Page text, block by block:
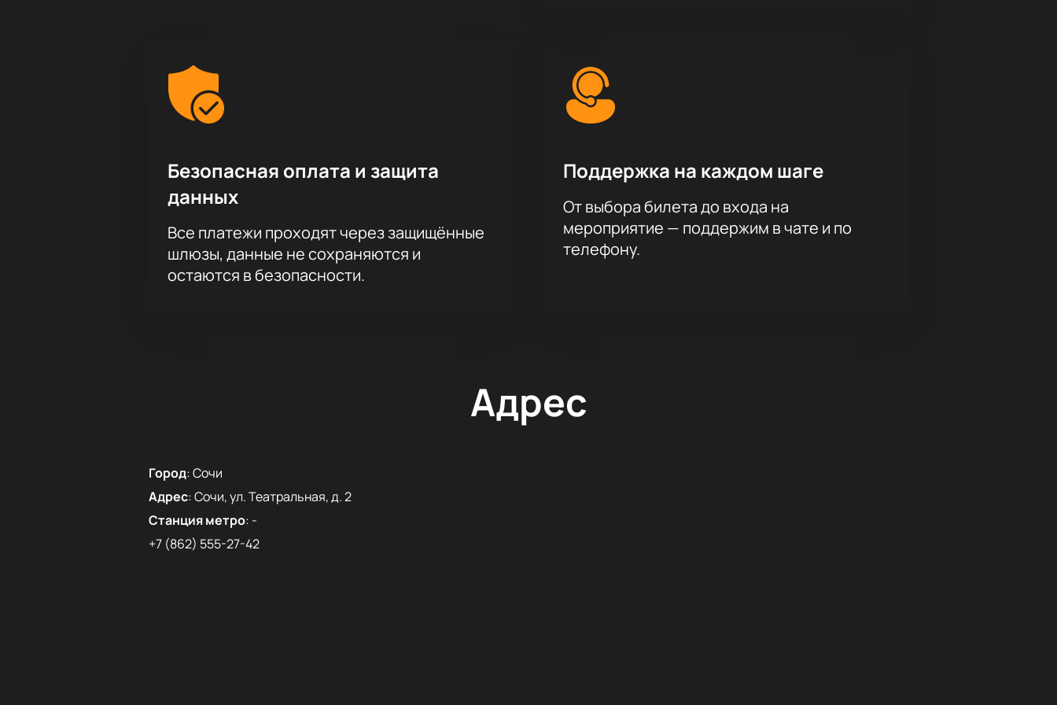
Безопасная оплата и защита
данных
Все платежи проходят через защищённые
шлюзы, данные не сохраняются и
остаются в безопасности.
Поддержка на каждом шаге
От выбора билета до входа на
мероприятие — поддержим в чате и по
телефону.
Адрес
Город:Сочи
Адрес:Сочи, ул. Театральная, д. 2
Станция метро: -
+7 (862) 555-27-42